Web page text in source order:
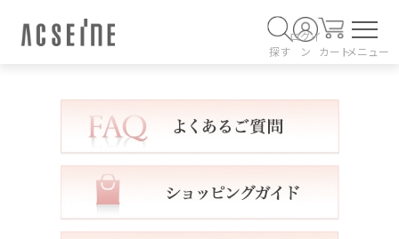
探す
ログイ
ン
カートメニュー